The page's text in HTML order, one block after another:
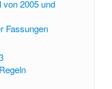
von 2005 und
Fassungen